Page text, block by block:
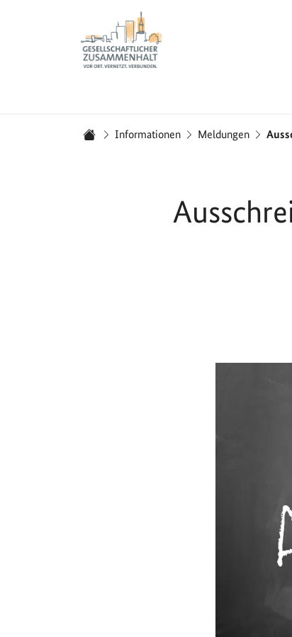
Informationen Meldungen